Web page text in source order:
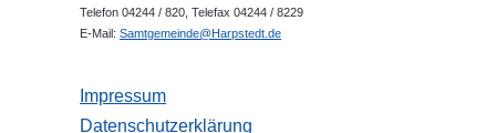
Telefon 04244 / 820, Telefax 04244 / 8229
E-Mail: Samtgemeinde@Harpstedt.de
Impressum
Datenschutzerklärung